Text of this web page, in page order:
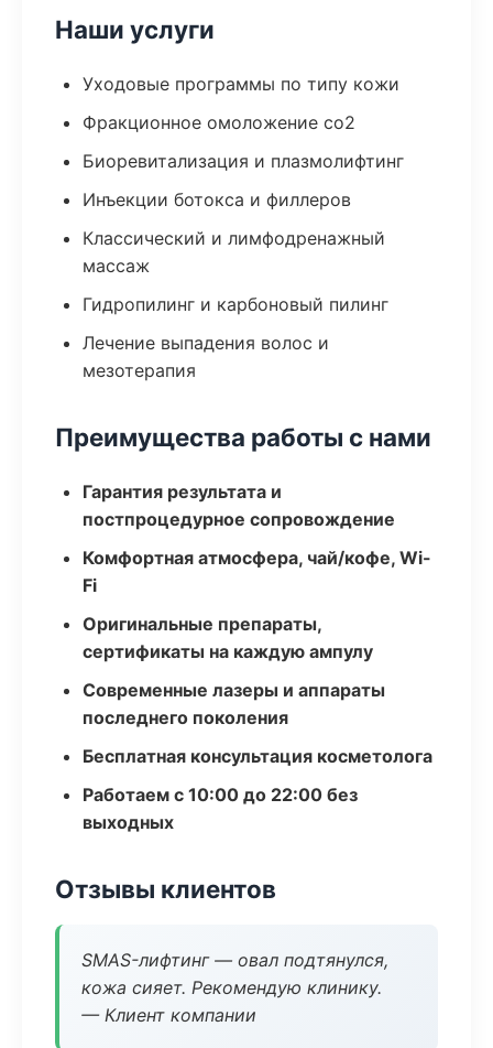
Наши услуги
Уходовые программы по типу кожи
Фракционное омоложение co2
Биоревитализация и плазмолифтинг
Инъекции ботокса и филлеров
Классический и лимфодренажный
массаж
Гидропилинг и карбоновый пилинг
Лечение выпадения волос и
мезотерапия
Преимущества работы с нами
Гарантия результата и
постпроцедурное сопровождение
Комфортная атмосфера, чай/кофе, Wi-
Fi
Оригинальные препараты,
сертификаты на каждую ампулу
Современные лазеры и аппараты
последнего поколения
Бесплатная консультация косметолога
Работаем с 10:00 до 22:00 без
выходных
Отзывы клиентов
SMAS-лифтинг — овал подтянулся,
кожа сияет. Рекомендую клинику.
— Клиент компании